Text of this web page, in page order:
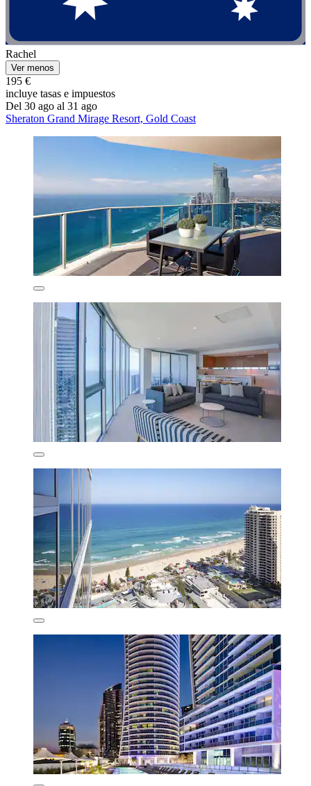
Rachel
Ver menos
195 €
incluye tasas e impuestos
Del 30 ago al 31 ago
Sheraton Grand Mirage Resort, Gold Coast